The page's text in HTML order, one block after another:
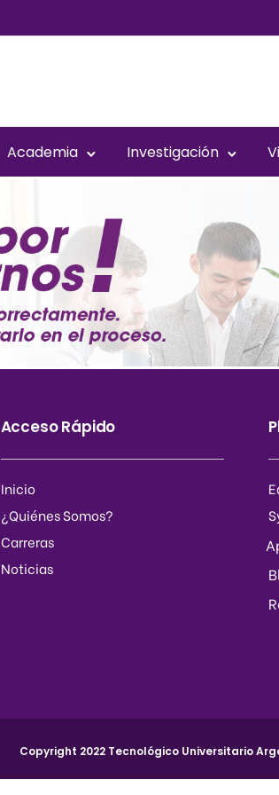
Academia Investigación
Acceso Rápido
Inicio
¿Quiénes Somos?
Carreras
Noticias
Copyright 2022 Tecnológico Universitario